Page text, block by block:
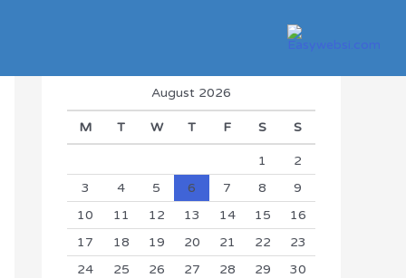
August 2026
M T W T F S S
1
2
3
4 5 6 7 8
9
10
11 12 13 14 15
16
17
18 19 20 21 22
23
24
25 26 27 28 29
30